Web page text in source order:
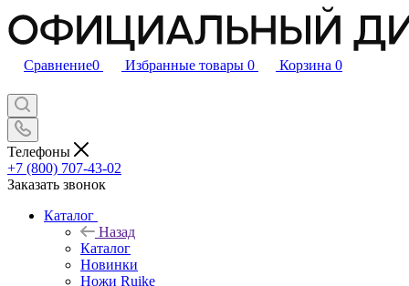
Сравнение0 Избранные товары 0 Корзина 0
Телефоны
+7 (800) 707-43-02
Заказать звонок
Каталог
Назад
Каталог
Новинки
Ножи Ruike